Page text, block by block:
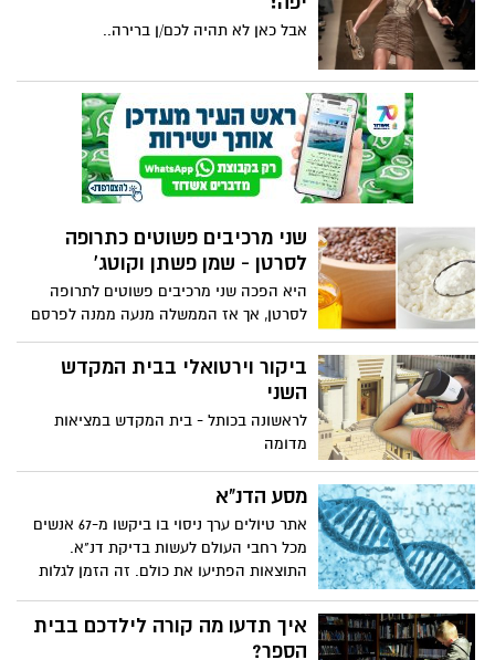
אבל כאן לא תהיה לכם/ן ברירה..
שני מרכיבים פשוטים כתרופה
לסרטן - שמן פשתן וקוטג'
היא הפכה שני מרכיבים פשוטים לתרופה
לסרטן, אך אז הממשלה מנעה ממנה לפרסם
אותה הובא מאתר ישראספורט
ביקור וירטואלי בבית המקדש
השני
לראשונה בכותל - בית המקדש במציאות
מדומה
מסע הדנ"א
אתר טיולים ערך ניסוי בו ביקשו מ-67 אנשים
מכל רחבי העולם לעשות בדיקת דנ"א.
התוצאות הפתיעו את כולם. זה הזמן לגלות
מפרידים בינינו
איך תדעו מה קורה לילדכם בבית
הספר?